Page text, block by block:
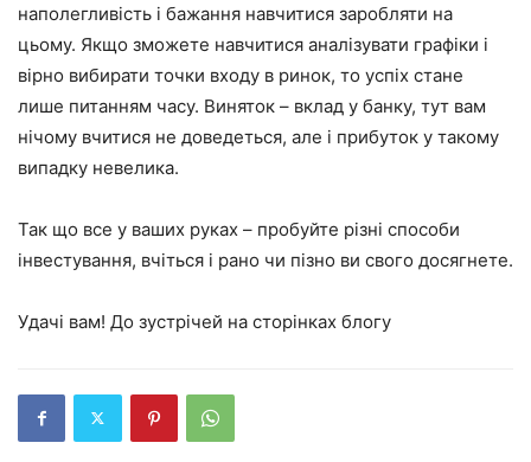
наполегливість і бажання навчитися заробляти на
цьому. Якщо зможете навчитися аналізувати графіки і
вірно вибирати точки входу в ринок, то успіх стане
лише питанням часу. Виняток – вклад у банку, тут вам
нічому вчитися не доведеться, але і прибуток у такому
випадку невелика.
Так що все у ваших руках – пробуйте різні способи
інвестування, вчіться і рано чи пізно ви свого досягнете.
Удачі вам! До зустрічей на сторінках блогу